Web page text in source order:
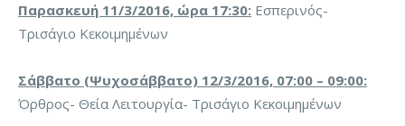
Παρασκευή 11/3/2016, ώρα 17:30: Εσπερινός-
Τρισάγιο Κεκοιμημένων
Σάββατο (Ψυχοσάββατο) 12/3/2016, 07:00 – 09:00:
Όρθρος- Θεία Λειτουργία- Τρισάγιο Κεκοιμημένων